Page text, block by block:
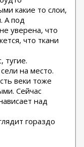
какие то слои,
А под
уверена, что
что ткани
тугие.
на место.
веки тоже
Сейчас
над
гораздо